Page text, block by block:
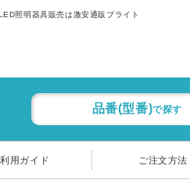
照明器具販売は激安通販ブライト
品番(型番)で探す
用ガイド ご注文方法